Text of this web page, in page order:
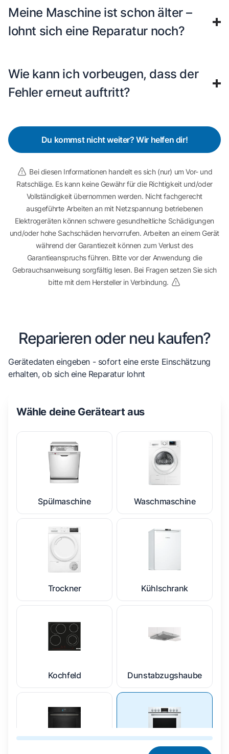
Meine Maschine ist schon älter –
lohnt sich eine Reparatur noch?
Wie kann ich vorbeugen, dass der
Fehler erneut auftritt?
Du kommst nicht weiter? Wir helfen dir!
Bei diesen Informationen handelt es sich (nur) um Vor- und
Ratschläge. Es kann keine Gewähr für die Richtigkeit und/oder
Vollständigkeit übernommen werden. Nicht fachgerecht
ausgeführte Arbeiten an mit Netzspannung betriebenen
Elektrogeräten können schwere gesundheitliche Schädigungen
und/oder hohe Sachschäden hervorrufen. Arbeiten an einem Gerät
während der Garantiezeit können zum Verlust des
Garantieanspruchs führen. Bitte vor der Anwendung die
Gebrauchsanweisung sorgfältig lesen. Bei Fragen setzen Sie sich
bitte mit dem Hersteller in Verbindung.
Reparieren oder neu kaufen?
Gerätedaten eingeben - sofort eine erste Einschätzung
erhalten, ob sich eine Reparatur lohnt
Wähle deine Geräteart aus
Spülmaschine Waschmaschine
Trockner Kühlschrank
Kochfeld Dunstabzugshaube